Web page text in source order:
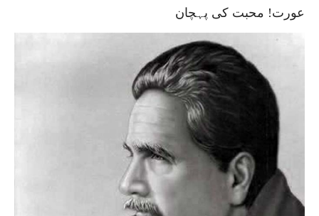
عورت! محبت کی پہچان